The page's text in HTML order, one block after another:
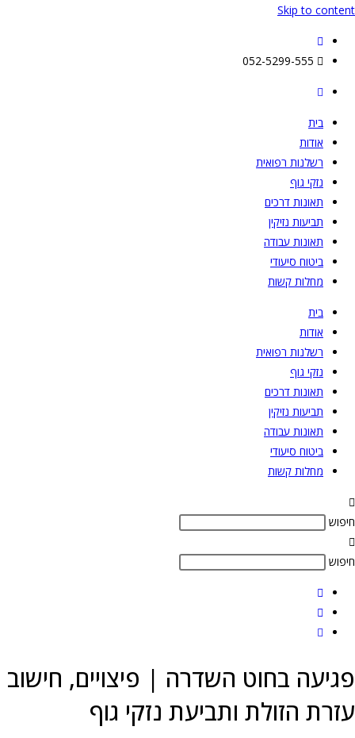
Skip to content
052-5299-555
בית
אודות
רשלנות רפואית
נזקי גוף
תאונות דרכים
תביעות נזיקין
תאונות עבודה
ביטוח סיעודי
מחלות קשות
בית
אודות
רשלנות רפואית
נזקי גוף
תאונות דרכים
תביעות נזיקין
תאונות עבודה
ביטוח סיעודי
מחלות קשות
חיפוש
חיפוש
פגיעה בחוט השדרה | פיצויים, חישוב
עזרת הזולת ותביעת נזקי גוף